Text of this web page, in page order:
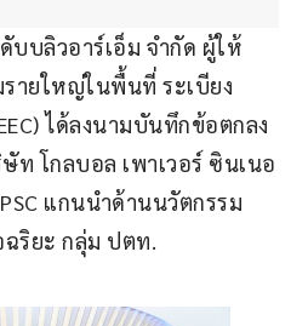
บบลิวอาร์เอ็ม จำกัด ผู้ให้
ายใหญ่ในพื้นที่ ระเบียง
ได้ลงนามบันทึกข้อตกลง
ท โกลบอล เพาเวอร์ ซินเนอ
แกนนำด้านนวัตกรรม
ริยะ กลุ่ม ปตท.